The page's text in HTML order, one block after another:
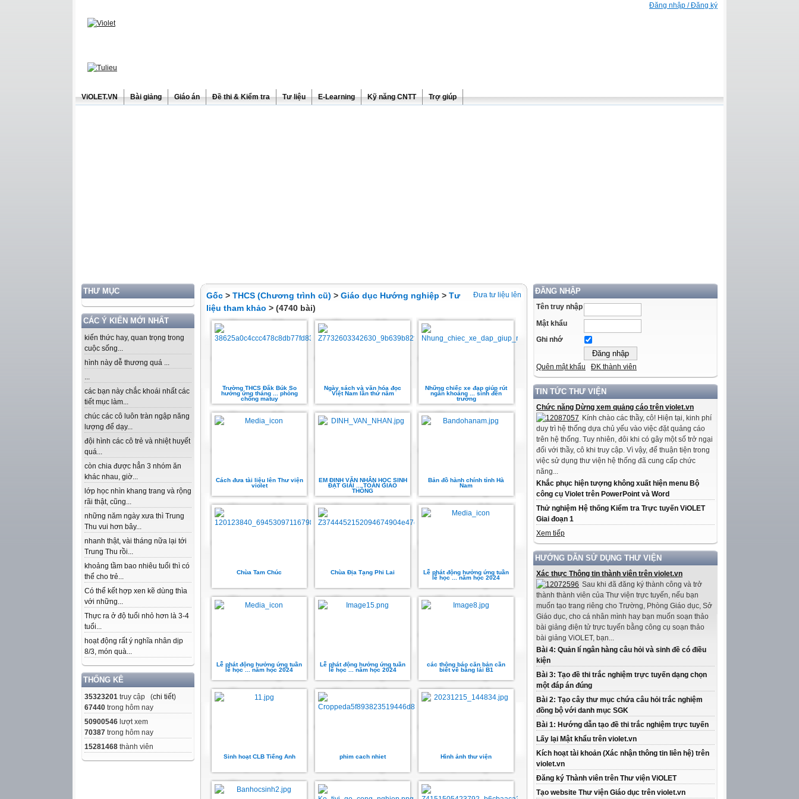
Đăng nhập / Đăng ký
ViOLET.VN Bài giảng Giáo án Đề thi & Kiểm tra Tư liệu E-Learning Kỹ năng CNTT Trợ giúp
THƯ MỤC
CÁC Ý KIẾN MỚI NHẤT
kiến thức hay, quan trọng trong
cuộc sống...
hình này dễ thương quá ...
...
các bạn này chắc khoái nhất các
tiết mục làm...
chúc các cô luôn tràn ngập năng
lượng để dạy...
đội hình các cô trẻ và nhiệt huyết
quá...
còn chia được hẳn 3 nhóm ăn
khác nhau, giờ...
lớp học nhìn khang trang và rộng
rãi thật, cũng...
những năm ngày xưa thì Trung
Thu vui hơn bây...
nhanh thật, vài tháng nữa lại tới
Trung Thu rồi...
khoảng tầm bao nhiêu tuổi thì có
thể cho trẻ...
Có thể kết hợp xen kẽ dùng thìa
với những...
Thực ra ở độ tuổi nhỏ hơn là 3-4
tuổi...
hoạt động rất ý nghĩa nhân dịp
8/3, món quà...
THỐNG KÊ
35323201 truy cập (chi tiết)
67440 trong hôm nay
50900546 lượt xem
70387 trong hôm nay
15281468 thành viên
ĐĂNG NHẬP
Tên truy nhập
Mật khẩu
Ghi nhớ
Quên mật khẩu ĐK thành viên
TIN TỨC THƯ VIỆN
Chức năng Dừng xem quảng cáo trên violet.vn
Kính chào các thầy, cô! Hiện tại, kinh phí
duy trì hệ thống dựa chủ yếu vào việc đặt quảng cáo
trên hệ thống. Tuy nhiên, đôi khi có gây một số trở ngại
đối với thầy, cô khi truy cập. Vì vậy, để thuận tiện trong
việc sử dụng thư viện hệ thống đã cung cấp chức
năng...
Khắc phục hiện tượng không xuất hiện menu Bộ
công cụ Violet trên PowerPoint và Word
Thử nghiệm Hệ thống Kiểm tra Trực tuyến ViOLET
Giai đoạn 1
Xem tiếp
HƯỚNG DẪN SỬ DỤNG THƯ VIỆN
Xác thực Thông tin thành viên trên violet.vn
Sau khi đã đăng ký thành công và trở
thành thành viên của Thư viện trực tuyến, nếu bạn
muốn tạo trang riêng cho Trường, Phòng Giáo dục, Sở
Giáo dục, cho cá nhân mình hay bạn muốn soạn thảo
bài giảng điện tử trực tuyến bằng công cụ soạn thảo
bài giảng ViOLET, bạn...
Bài 4: Quản lí ngân hàng câu hỏi và sinh đề có điều
kiện
Bài 3: Tạo đề thi trắc nghiệm trực tuyến dạng chọn
một đáp án đúng
Bài 2: Tạo cây thư mục chứa câu hỏi trắc nghiệm
đồng bộ với danh mục SGK
Bài 1: Hướng dẫn tạo đề thi trắc nghiệm trực tuyến
Lấy lại Mật khẩu trên violet.vn
Kích hoạt tài khoản (Xác nhận thông tin liên hệ) trên
violet.vn
Đăng ký Thành viên trên Thư viện ViOLET
Tạo website Thư viện Giáo dục trên violet.vn
Đưa tư liệu lên
Gốc > THCS (Chương trình cũ) > Giáo dục Hướng nghiệp > Tư
liệu tham khảo > (4740 bài)
Trường THCS Đắk Búk So
hưởng ứng tháng ... phòng
chống matuy
Ngày sách và văn hóa đọc
Việt Nam lần thứ năm
Những chiếc xe đạp giúp rút
ngắn khoảng ... sinh đến
trường
Cách đưa tài liệu lên Thư viện
violet
EM ĐINH VĂN NHÂN HỌC SINH
ĐẠT GIẢI ... TOÀN GIAO
THÔNG
Bản đồ hành chính tỉnh Hà
Nam
Chùa Tam Chúc Chùa Địa Tạng Phi Lai
Lễ phát động hưởng ứng tuần
lễ học ... năm học 2024
Lễ phát động hưởng ứng tuần
lễ học ... năm học 2024
Lễ phát động hưởng ứng tuần
lễ học ... năm học 2024
các thông báo căn bản cần
biết về bằng lái B1
Sinh hoạt CLB Tiếng Anh phim cach nhiet Hình ảnh thư viện